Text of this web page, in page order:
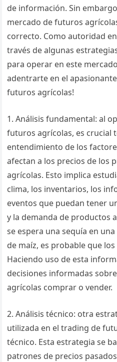
de información. Sin
mercado de futuros
correcto. Como autoridad
través de algunas
para operar en este
adentrarte en el
futuros agrícolas!
1. Análisis fundamental: al
futuros agrícolas, es crucial
entendimiento de los
afectan a los precios de los
agrícolas. Esto implica
clima, los inventarios, los
eventos que puedan tener
y la demanda de productos
se espera una sequía en
de maíz, es probable que
Haciendo uso de esta
decisiones informadas
agrícolas comprar o vender.
2. Análisis técnico: otra
utilizada en el trading de
técnico. Esta estrategia se
patrones de precios